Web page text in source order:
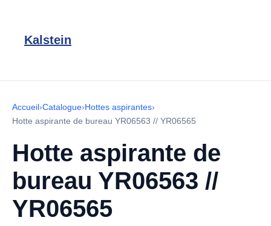
Kalstein
Accueil›Catalogue›Hottes aspirantes›
Hotte aspirante de bureau YR06563 // YR06565
Hotte aspirante de
bureau YR06563 //
YR06565